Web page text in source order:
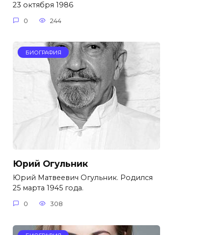
23 октября 1986
0 244
БИОГРАФИЯ
Юрий Огульник
Юрий Матвеевич Огульник. Родился
25 марта 1945 года.
0 308